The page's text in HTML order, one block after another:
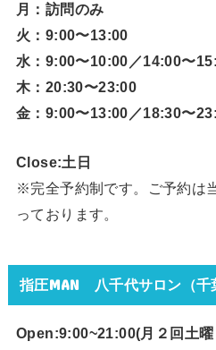
月：訪問のみ
火：9:00〜13:00
水：9:00〜10:00／14:00〜
木：20:30〜23:00
金：9:00〜13:00／18:30〜
Close:土日
※完全予約制です。ご予約は
っております。
指圧MAN 八千代サロン（千
Open:9:00~21:00(月２回 土